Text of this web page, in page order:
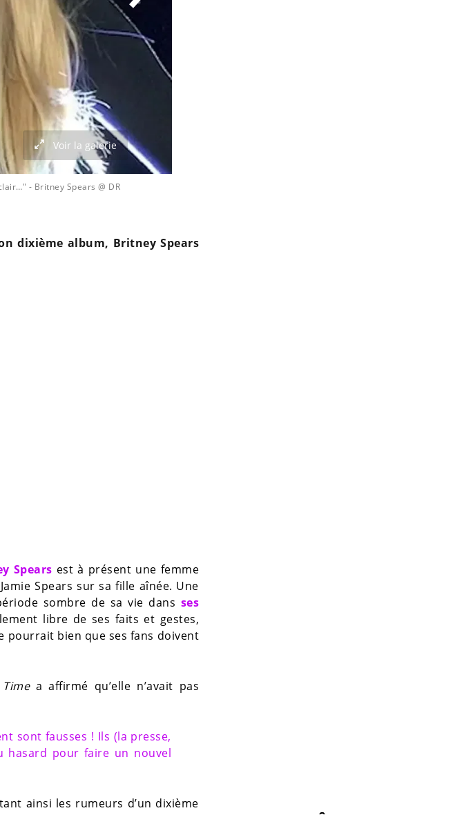
- Britney Spears @ DR
Voir la galerie
dixième album, Britney Spears
Spears est à présent une femme
Spears sur sa fille aînée. Une
sombre de sa vie dans ses
libre de ses faits et gestes,
pourrait bien que ses fans doivent
a affirmé qu’elle n’avait pas
sont fausses ! Ils (la presse,
hasard pour faire un nouvel
ainsi les rumeurs d’un dixième